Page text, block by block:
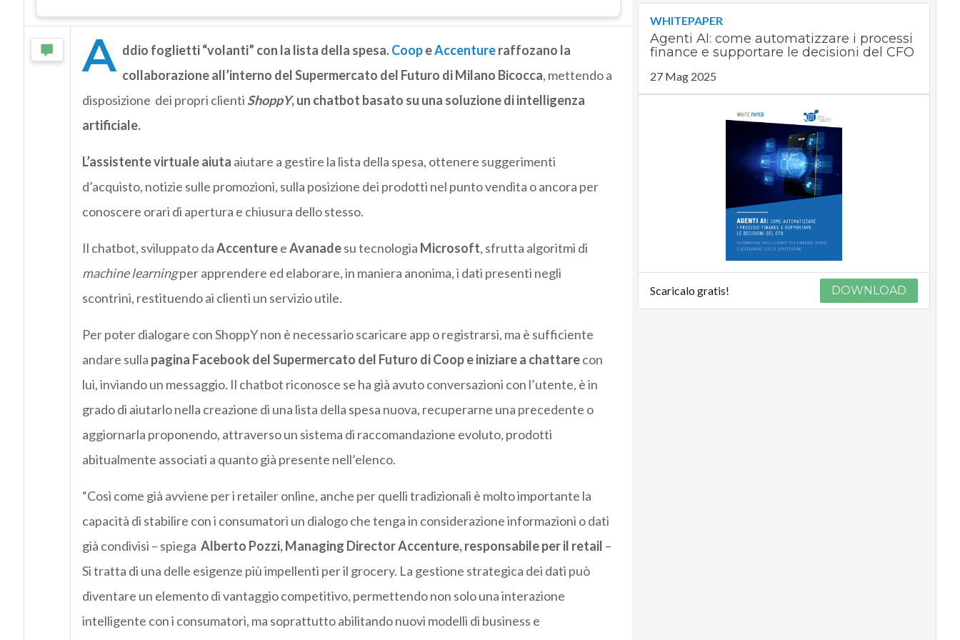
A ddio foglietti “volanti” con la lista della spesa.CoopeAccentureraffozano la
collaborazione all’interno del Supermercato del Futuro di Milano Bicocca, mettendo a
disposizione dei propri clienti ShoppY, un chatbot basato su una soluzione di intelligenza
artificiale.
L’assistente virtuale aiuta aiutare a gestire la lista della spesa, ottenere suggerimenti
d’acquisto, notizie sulle promozioni, sulla posizione dei prodotti nel punto vendita o ancora per
conoscere orari di apertura e chiusura dello stesso.
Il chatbot, sviluppato daAccentureeAvanadesu tecnologia Microsoft, sfrutta algoritmi di
machine learningper apprendere ed elaborare, in maniera anonima, i dati presenti negli
scontrini, restituendo ai clienti un servizio utile.
Per poter dialogare con ShoppY non è necessario scaricare app o registrarsi, ma è sufficiente
andare sulla pagina Facebook del Supermercato del Futuro di Coop e iniziare a chattarecon
lui, inviando un messaggio. Il chatbot riconosce se ha già avuto conversazioni con l’utente, è in
grado di aiutarlo nella creazione di una lista della spesa nuova, recuperarne una precedente o
aggiornarla proponendo, attraverso un sistema di raccomandazione evoluto, prodotti
abitualmente associati a quanto già presente nell’elenco.
“Così come già avviene per i retailer online, anche per quelli tradizionali è molto importante la
capacità di stabilire con i consumatori un dialogo che tenga in considerazione informazioni o dati
già condivisi – spiega Alberto Pozzi, Managing Director Accenture, responsabile per il retail –
Si tratta di una delle esigenze più impellenti per il grocery. La gestione strategica dei dati può
diventare un elemento di vantaggio competitivo, permettendo non solo una interazione
intelligente con i consumatori, ma soprattutto abilitando nuovi modelli di business e
WHITEPAPER
Agenti AI: come automatizzare i processi
finance e supportare le decisioni del CFO
27 Mag 2025
Scaricalo gratis! DOWNLOAD